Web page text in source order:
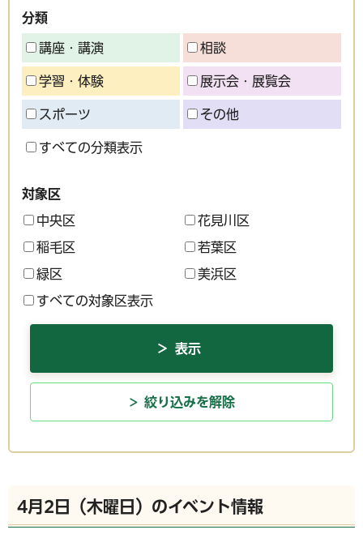
分類
講座・講演 相談
学習・体験 展示会・展覧会
スポーツ その他
すべての分類表示
対象区
中央区 花見川区
稲毛区 若葉区
緑区 美浜区
すべての対象区表示
絞り込みを解除
4月2日（木曜日）のイベント情報